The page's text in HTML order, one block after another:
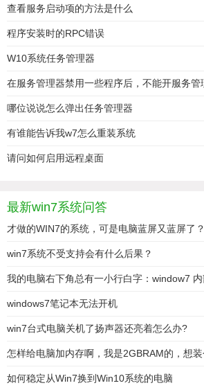
查看服务启动项的方法是什么
程序安装时的RPC错误
W10系统任务管理器
哪位说说怎么弹出任务管理器
有谁能告诉我w7怎么重装系统
请问如何启用远程桌面
最新win7系统问答
才做的WIN7的系统，可是电脑蓝屏又蓝屏了？
win7系统不受支持会有什么后果？
windows7笔记本无法开机
win7台式电脑关机了扬声器还亮着怎么办?
如何稳定从Win7换到Win10系统的电脑